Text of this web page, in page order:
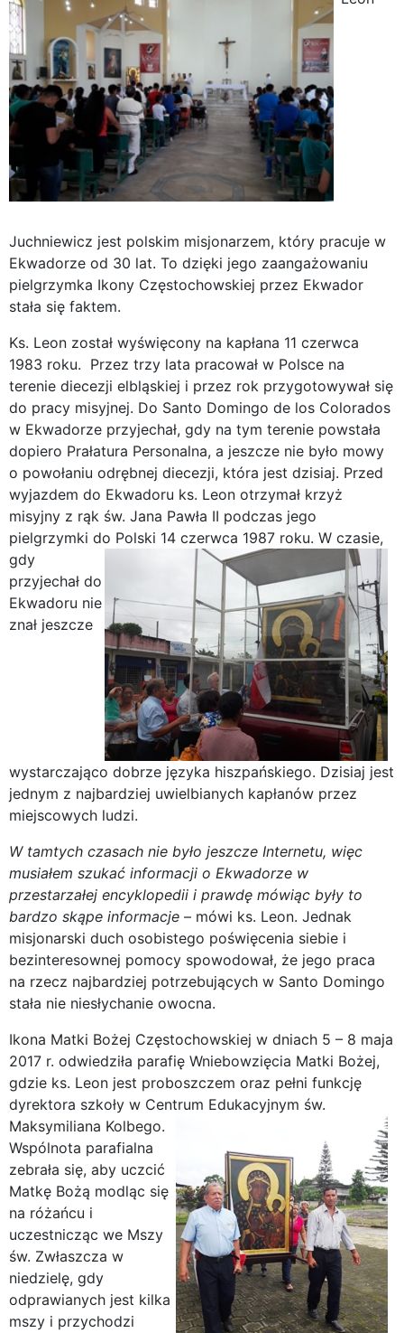
Juchniewicz jest polskim misjonarzem, który pracuje w
Ekwadorze od 30 lat. To dzięki jego zaangażowaniu
pielgrzymka Ikony Częstochowskiej przez Ekwador
stała się faktem.
Ks. Leon został wyświęcony na kapłana 11 czerwca
1983 roku. Przez trzy lata pracował w Polsce na
terenie diecezji elbląskiej i przez rok przygotowywał się
do pracy misyjnej. Do Santo Domingo de los Colorados
w Ekwadorze przyjechał, gdy na tym terenie powstała
dopiero Prałatura Personalna, a jeszcze nie było mowy
o powołaniu odrębnej diecezji, która jest dzisiaj. Przed
wyjazdem do Ekwadoru ks. Leon otrzymał krzyż
misyjny z rąk św. Jana Pawła II podczas jego
pielgrzymki do Polski 14 czerwca 1987 roku. W czasie,
gdy
przyjechał do
Ekwadoru nie
znał jeszcze
wystarczająco dobrze języka hiszpańskiego. Dzisiaj jest
jednym z najbardziej uwielbianych kapłanów przez
miejscowych ludzi.
W tamtych czasach nie było jeszcze Internetu, więc
musiałem szukać informacji o Ekwadorze w
przestarzałej encyklopedii i prawdę mówiąc były to
bardzo skąpe informacje – mówi ks. Leon. Jednak
misjonarski duch osobistego poświęcenia siebie i
bezinteresownej pomocy spowodował, że jego praca
na rzecz najbardziej potrzebujących w Santo Domingo
stała nie niesłychanie owocna.
Ikona Matki Bożej Częstochowskiej w dniach 5 – 8 maja
2017 r. odwiedziła parafię Wniebowzięcia Matki Bożej,
gdzie ks. Leon jest proboszczem oraz pełni funkcję
dyrektora szkoły w Centrum Edukacyjnym św.
Maksymiliana Kolbego.
Wspólnota parafialna
zebrała się, aby uczcić
Matkę Bożą modląc się
na różańcu i
uczestnicząc we Mszy
św. Zwłaszcza w
niedzielę, gdy
odprawianych jest kilka
mszy i przychodzi